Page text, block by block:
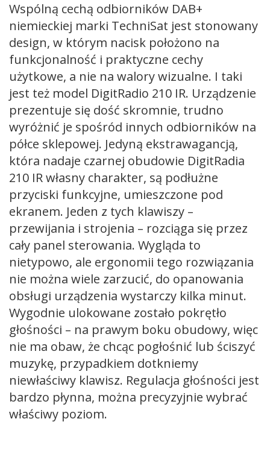
Wspólną cechą odbiorników DAB+
niemieckiej marki TechniSat jest stonowany
design, w którym nacisk położono na
funkcjonalność i praktyczne cechy
użytkowe, a nie na walory wizualne. I taki
jest też model DigitRadio 210 IR. Urządzenie
prezentuje się dość skromnie, trudno
wyróżnić je spośród innych odbiorników na
półce sklepowej. Jedyną ekstrawagancją,
która nadaje czarnej obudowie DigitRadia
210 IR własny charakter, są podłużne
przyciski funkcyjne, umieszczone pod
ekranem. Jeden z tych klawiszy –
przewijania i strojenia – rozciąga się przez
cały panel sterowania. Wygląda to
nietypowo, ale ergonomii tego rozwiązania
nie można wiele zarzucić, do opanowania
obsługi urządzenia wystarczy kilka minut.
Wygodnie ulokowane zostało pokrętło
głośności – na prawym boku obudowy, więc
nie ma obaw, że chcąc pogłośnić lub ściszyć
muzykę, przypadkiem dotkniemy
niewłaściwy klawisz. Regulacja głośności jest
bardzo płynna, można precyzyjnie wybrać
właściwy poziom.